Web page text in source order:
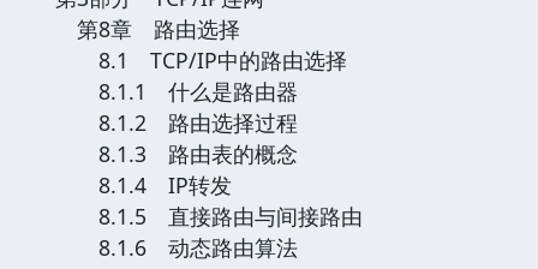
第8章 路由选择
8.1 TCP/IP中的路由选择
8.1.1 什么是路由器
8.1.2 路由选择过程
8.1.3 路由表的概念
8.1.4 IP转发
8.1.5 直接路由与间接路由
8.1.6 动态路由算法